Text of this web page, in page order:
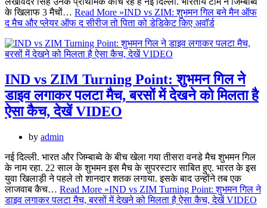
के खिलाफ 3 मैचों… Read More »IND vs ZIM: शुभमन गिल बने मैन ऑफ
द मैच और प्लेयर ऑफ द सीरीज तो पिता को डेडिकेट किए अवॉर्ड
IND vs ZIM Turning Point: शुभमन गिल ने
डाइव लगाकर पलटा मैच, बरसों में देखने को मिलता है
ऐसा कैच, देखें VIDEO
by admin
नई दिल्ली. भारत और जिम्बाब्वे के बीच खेला गया तीसरा वनडे मैच शुभमन गिल
के नाम रहा. 22 साल के शुभमन इस मैच के सुपरस्टार साबित हुए. भारत के इस
युवा खिलाड़ी ने पहले तो शानदार शतक लगाया. इसके बाद उन्होंने तब एक
लाजवाब कैच… Read More »IND vs ZIM Turning Point: शुभमन गिल ने
डाइव लगाकर पलटा मैच, बरसों में देखने को मिलता है ऐसा कैच, देखें VIDEO